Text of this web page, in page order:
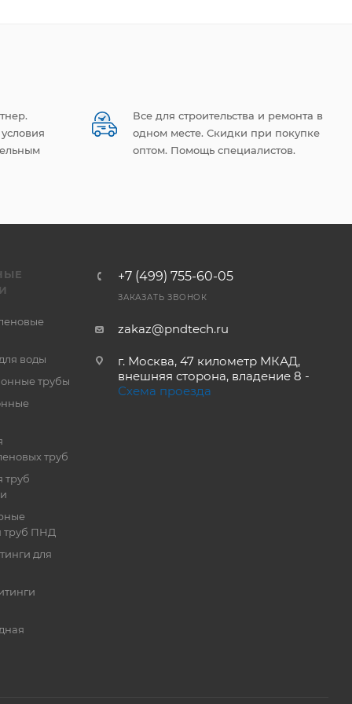
Все для строительства и ремонта в
одном месте. Скидки при покупке
оптом. Помощь специалистов.
воды
трубы
труб
труб
труб ПНД
для
+7 (499) 755-60-05
ЗАКАЗАТЬ ЗВОНОК
zakaz@pndtech.ru
г. Москва, 47 километр МКАД,
внешняя сторона, владение 8 -
Схема проезда